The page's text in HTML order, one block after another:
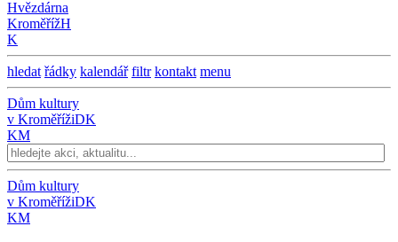
Hvězdárna
KroměřížH
K
hledat řádky kalendář filtr kontakt menu
Dům kultury
v KroměřížiDK
KM
Dům kultury
v KroměřížiDK
KM